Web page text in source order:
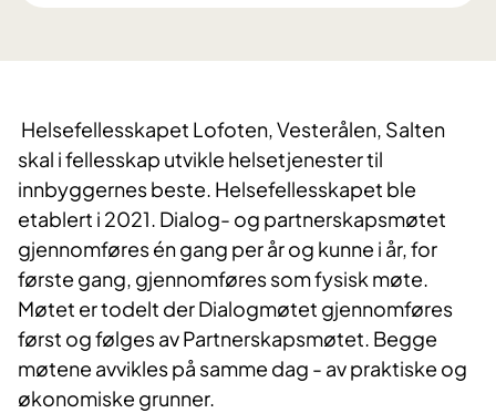
​​Helsefellesskapet Lofoten, Vesterålen, Salten
skal i fellesskap utvikle helsetjenester til
innbyggernes beste. Helsefellesskapet ble
etablert i 2021. Dialog- og partnerskapsmøtet
gjennomføres én gang per år og kunne i år, for
første gang, gjennomføres som fysisk møte.
Møtet er todelt der Dialogmøtet gjennomføres
først og følges av Partnerskapsmøtet. Begge
møtene avvikles på samme dag - av praktiske og
økonomiske grunner.